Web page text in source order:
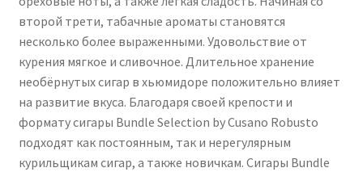
второй трети, табачные ароматы становятся
несколько более выраженными. Удовольствие от
курения мягкое и сливочное. Длительное хранение
необёрнутых сигар в хьюмидоре положительно влияет
на развитие вкуса. Благодаря своей крепости и
формату сигары Bundle Selection by Cusano Robusto
подходят как постоянным, так и нерегулярным
курильщикам сигар, а также новичкам. Сигары Bundle